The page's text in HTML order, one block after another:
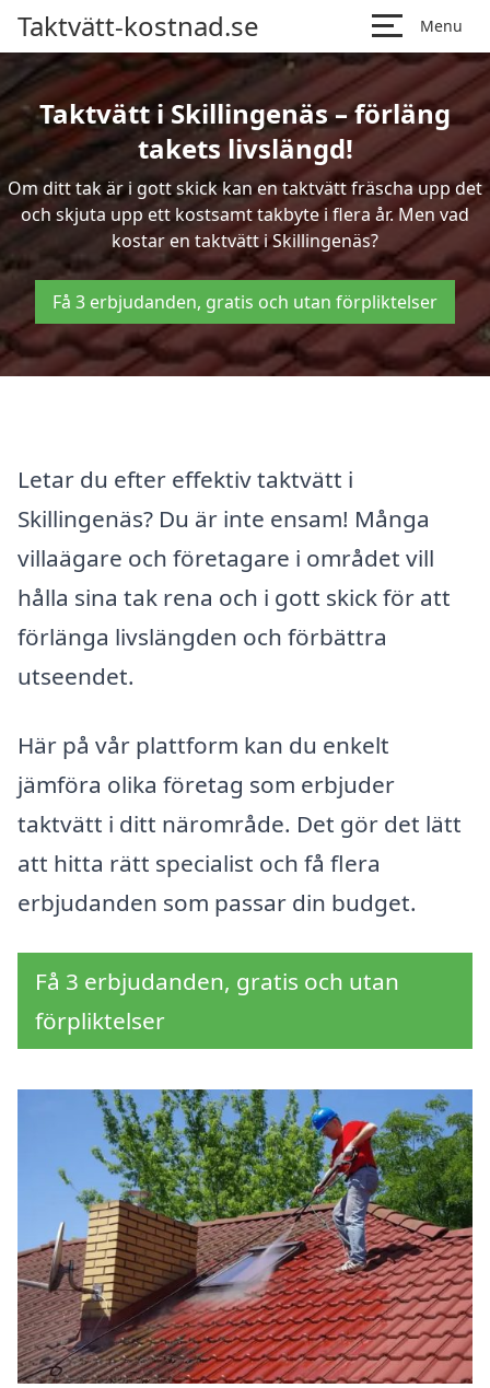
Taktvätt-kostnad.se Menu
Taktvätt i Skillingenäs – förläng
takets livslängd!
Om ditt tak är i gott skick kan en taktvätt fräscha upp det
och skjuta upp ett kostsamt takbyte i flera år. Men vad
kostar en taktvätt i Skillingenäs?
Få 3 erbjudanden, gratis och utan förpliktelser
Letar du efter effektiv taktvätt i
Skillingenäs? Du är inte ensam! Många
villaägare och företagare i området vill
hålla sina tak rena och i gott skick för att
förlänga livslängden och förbättra
utseendet.
Här på vår plattform kan du enkelt
jämföra olika företag som erbjuder
taktvätt i ditt närområde. Det gör det lätt
att hitta rätt specialist och få flera
erbjudanden som passar din budget.
Få 3 erbjudanden, gratis och utan
förpliktelser